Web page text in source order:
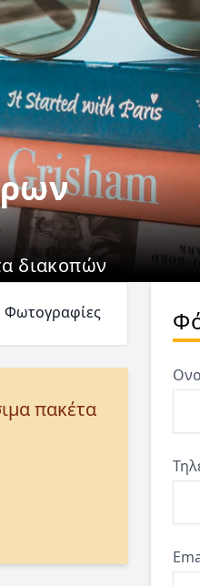
διακοπών
Φωτογραφίες
πακέτα